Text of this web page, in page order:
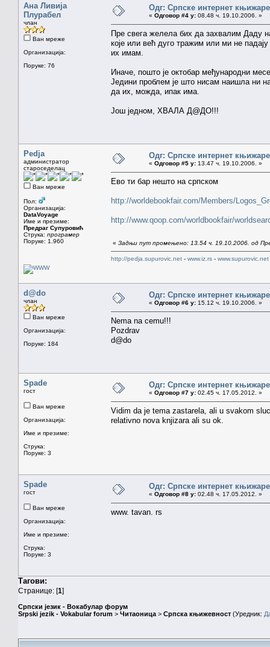
Ана Ливија
Плурабел
члан
Ван мреже
Организација:
Поруке: 76
Одг: Српске интернет
« Одговор #4 у: 08.48 ч. 19.10.2006. »
Пре свега желела бих да захвалим Даду
које или већ дуго тражим или ми не
их имам.
Иначе, пошто је октобар међународни
Једини проблем је што нисам наишла ни
да их, можда, ипак има.
Још једном, ХВАЛА Д@ДО!!!
Pedja
администратор
староседелац
Ван мреже
Пол:
Организација:
DataVoyage
Име и презиме:
Предраг Супуровић
Струка: програмер
Поруке: 1.960
Одг: Српске интернет
« Одговор #5 у: 13.47 ч. 19.10.2006. »
Ево ти бар нешто на српском
http://worldebookfair.com/Members/
http://www.qoop.com/worldbookfair/
« Задњи пут промењено: 13.54 ч. 19.10.2006. од
http://pedja.supurovic.net - www.iz.rs - www.supurovic.net
d@do
члан
Ван мреже
Организација:
Поруке: 184
Одг: Српске интернет
« Одговор #6 у: 15.12 ч. 19.10.2006. »
Nema na cemu!!!
Pozdrav
d@do
Spade
гост
Ван мреже
Организација:
Име и презиме:
Струка:
Поруке: 3
Одг: Српске интернет
« Одговор #7 у: 02.45 ч. 17.05.2012. »
Vidim da je tema zastarela, ali u svakom
relativno nova knjizara ali su ok.
Spade
гост
Ван мреже
Организација:
Име и презиме:
Струка:
Поруке: 3
Одг: Српске интернет
« Одговор #8 у: 02.48 ч. 17.05.2012. »
www. tavan. rs
Тагови:
Странице: [1]
Српски језик - Вокабулар форум
Srpski jezik - Vokabular forum > Читаоница > Српска књижевност (Уредник: